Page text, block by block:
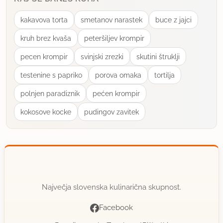
uporabno
Silvija_02
član od 2013 116 sporočil
7.5.2014 ob 19:51
Pravkar smo pojedli še toplega. Zelo rada imam
bezeg in okus štrudla je fenomenalen. Peko bom
zagotovo kmalu spet ponovila.
uporabno
kakavova torta smetanov narastek buce z jajci
kruh brez kvaša peteršiljev krompir
pecen krompir svinjski zrezki skutini štruklji
testenine s papriko porova omaka tortilja
polnjen paradiznik pećen krompir
kokosove kocke pudingov zavitek
Največja slovenska kulinarična skupnost.
Facebook